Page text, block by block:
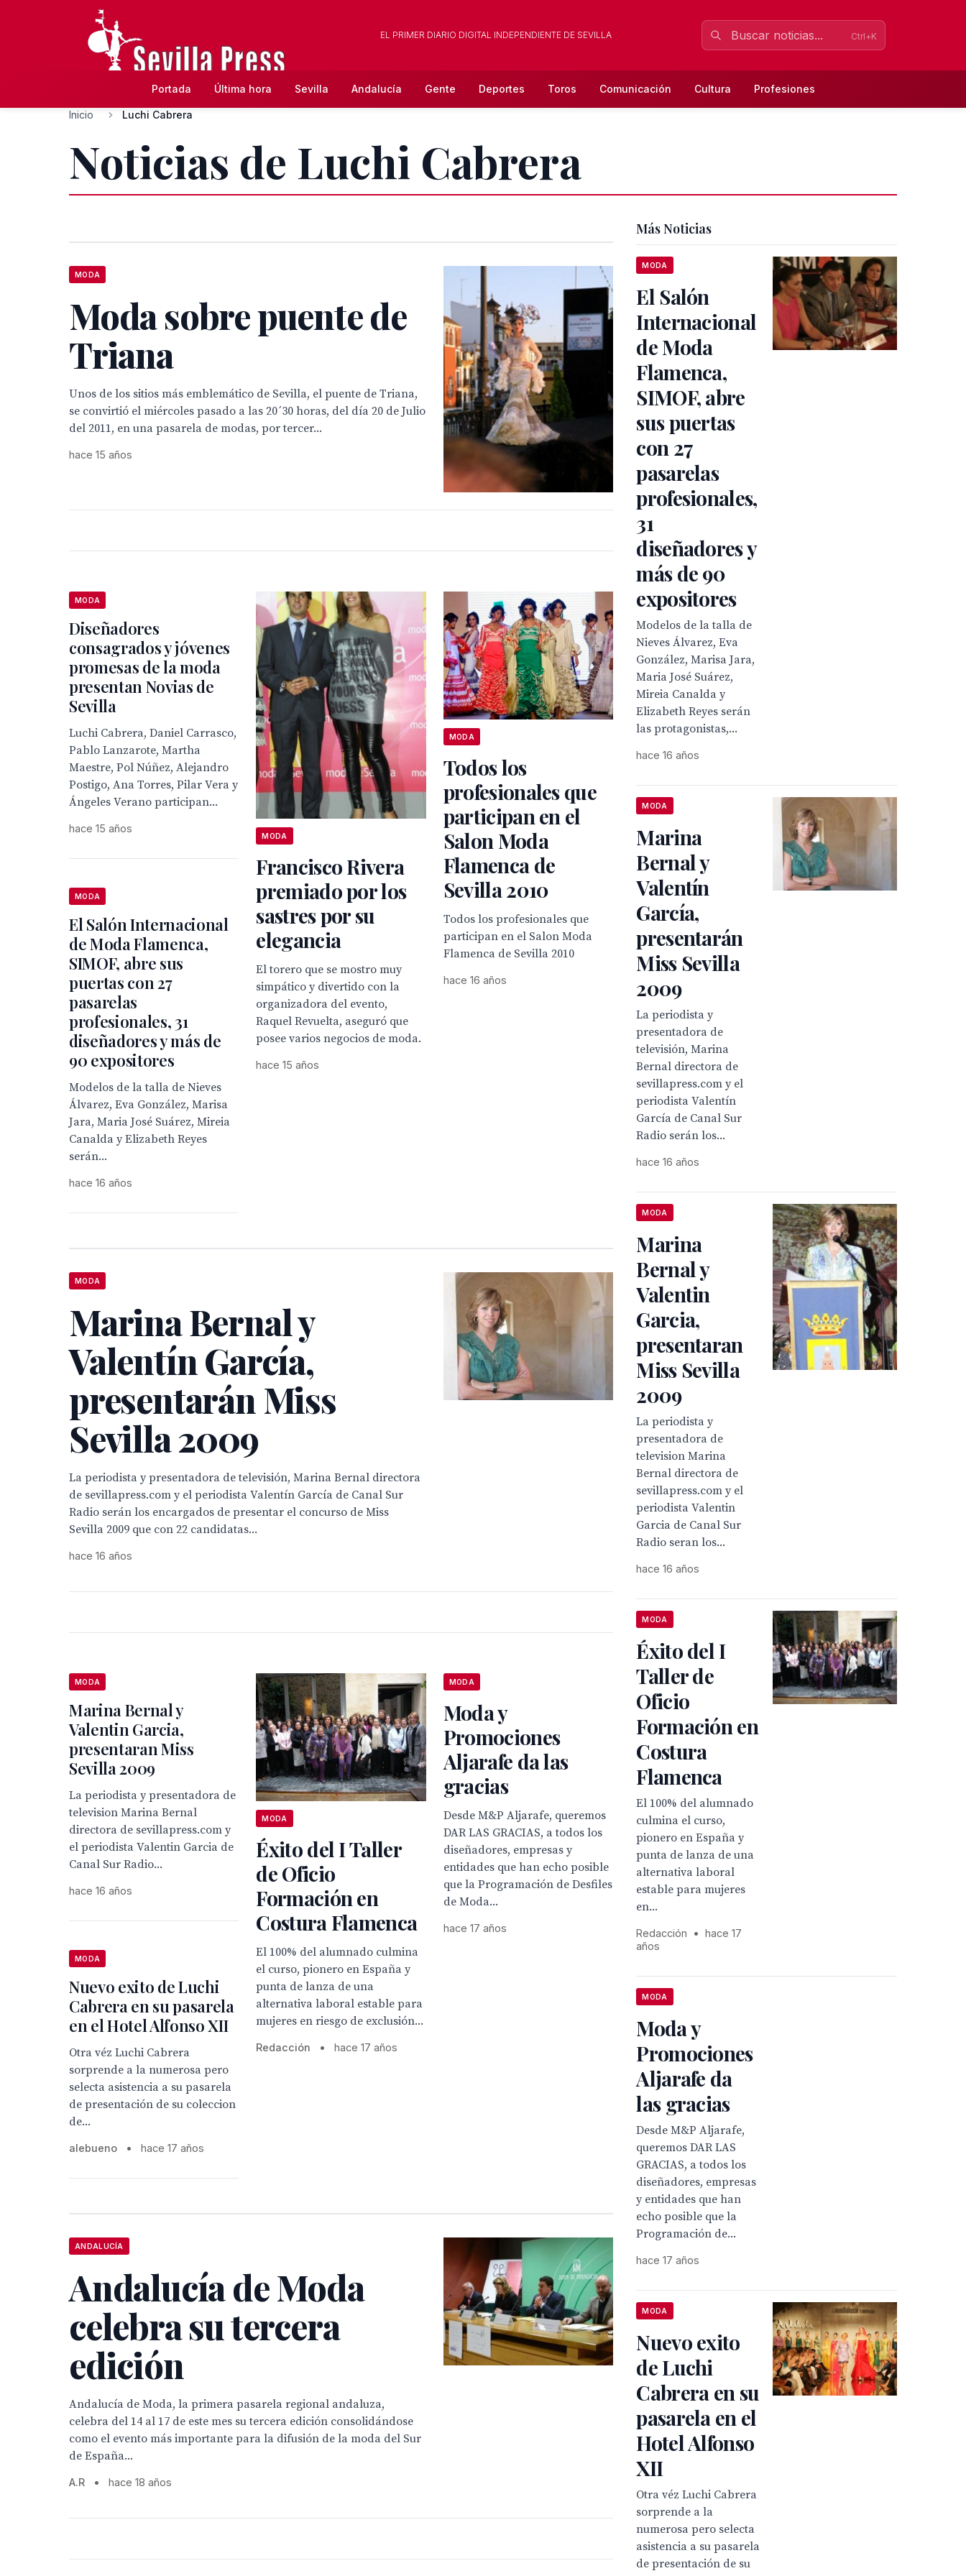
EL PRIMER DIARIO DIGITAL INDEPENDIENTE DE SEVILLA Ctrl+K
Portada Última hora Sevilla Andalucía Gente Deportes Toros Comunicación Cultura Profesiones
Inicio Luchi Cabrera
Noticias de Luchi Cabrera
MODA
Moda sobre puente de
Triana
Unos de los sitios más emblemático de Sevilla, el puente de Triana,
se convirtió el miércoles pasado a las 20´30 horas, del día 20 de Julio
del 2011, en una pasarela de modas, por tercer...
hace 15 años
MODA
Diseñadores
consagrados y jóvenes
promesas de la moda
presentan Novias de
Sevilla
Luchi Cabrera, Daniel Carrasco,
Pablo Lanzarote, Martha
Maestre, Pol Núñez, Alejandro
Postigo, Ana Torres, Pilar Vera y
Ángeles Verano participan...
hace 15 años
MODA
Francisco Rivera
premiado por los
sastres por su
elegancia
El torero que se mostro muy
simpático y divertido con la
organizadora del evento,
Raquel Revuelta, aseguró que
posee varios negocios de moda.
hace 15 años
MODA
Todos los
profesionales que
participan en el
Salon Moda
Flamenca de
Sevilla 2010
Todos los profesionales que
participan en el Salon Moda
Flamenca de Sevilla 2010
hace 16 años
MODA
El Salón Internacional
de Moda Flamenca,
SIMOF, abre sus
puertas con 27
pasarelas
profesionales, 31
diseñadores y más de
90 expositores
Modelos de la talla de Nieves
Álvarez, Eva González, Marisa
Jara, Maria José Suárez, Mireia
Canalda y Elizabeth Reyes
serán...
hace 16 años
MODA
Marina Bernal y
Valentín García,
presentarán Miss
Sevilla 2009
La periodista y presentadora de televisión, Marina Bernal directora
de sevillapress.com y el periodista Valentín García de Canal Sur
Radio serán los encargados de presentar el concurso de Miss
Sevilla 2009 que con 22 candidatas...
hace 16 años
MODA
Marina Bernal y
Valentin Garcia,
presentaran Miss
Sevilla 2009
La periodista y presentadora de
television Marina Bernal
directora de sevillapress.com y
el periodista Valentin Garcia de
Canal Sur Radio...
hace 16 años
MODA
Éxito del I Taller
de Oficio
Formación en
Costura Flamenca
El 100% del alumnado culmina
el curso, pionero en España y
punta de lanza de una
alternativa laboral estable para
mujeres en riesgo de exclusión...
Redacción • hace 17 años
MODA
Moda y
Promociones
Aljarafe da las
gracias
Desde M&P Aljarafe, queremos
DAR LAS GRACIAS, a todos los
diseñadores, empresas y
entidades que han echo posible
que la Programación de Desfiles
de Moda...
hace 17 años
MODA
Nuevo exito de Luchi
Cabrera en su pasarela
en el Hotel Alfonso XII
Otra véz Luchi Cabrera
sorprende a la numerosa pero
selecta asistencia a su pasarela
de presentación de su coleccion
de...
alebueno • hace 17 años
ANDALUCÍA
Andalucía de Moda
celebra su tercera
edición
Andalucía de Moda, la primera pasarela regional andaluza,
celebra del 14 al 17 de este mes su tercera edición consolidándose
como el evento más importante para la difusión de la moda del Sur
de España...
A.R • hace 18 años
Más Noticias
MODA
El Salón
Internacional
de Moda
Flamenca,
SIMOF, abre
sus puertas
con 27
pasarelas
profesionales,
31
diseñadores y
más de 90
expositores
Modelos de la talla de
Nieves Álvarez, Eva
González, Marisa Jara,
Maria José Suárez,
Mireia Canalda y
Elizabeth Reyes serán
las protagonistas,...
hace 16 años
MODA
Marina
Bernal y
Valentín
García,
presentarán
Miss Sevilla
2009
La periodista y
presentadora de
televisión, Marina
Bernal directora de
sevillapress.com y el
periodista Valentín
García de Canal Sur
Radio serán los...
hace 16 años
MODA
Marina
Bernal y
Valentin
Garcia,
presentaran
Miss Sevilla
2009
La periodista y
presentadora de
television Marina
Bernal directora de
sevillapress.com y el
periodista Valentin
Garcia de Canal Sur
Radio seran los...
hace 16 años
MODA
Éxito del I
Taller de
Oficio
Formación en
Costura
Flamenca
El 100% del alumnado
culmina el curso,
pionero en España y
punta de lanza de una
alternativa laboral
estable para mujeres
en...
Redacción •
hace 17
años
MODA
Moda y
Promociones
Aljarafe da
las gracias
Desde M&P Aljarafe,
queremos DAR LAS
GRACIAS, a todos los
diseñadores, empresas
y entidades que han
echo posible que la
Programación de...
hace 17 años
MODA
Nuevo exito
de Luchi
Cabrera en su
pasarela en el
Hotel Alfonso
XII
Otra véz Luchi Cabrera
sorprende a la
numerosa pero selecta
asistencia a su pasarela
de presentación de su